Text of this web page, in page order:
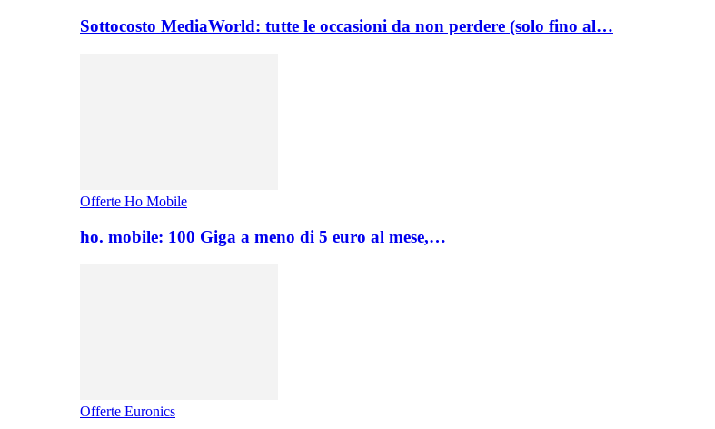
Sottocosto MediaWorld: tutte le occasioni da non perdere (solo fino al…
Offerte Ho Mobile
ho. mobile: 100 Giga a meno di 5 euro al mese,…
Offerte Euronics